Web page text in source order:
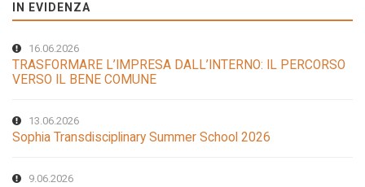
IN EVIDENZA
16.06.2026
TRASFORMARE L’IMPRESA DALL’INTERNO: IL PERCORSO
VERSO IL BENE COMUNE
13.06.2026
Sophia Transdisciplinary Summer School 2026
9.06.2026